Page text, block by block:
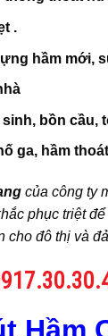
.
hầm mới,
bồn cầu,
ga, hầm
của công ty
phục triệt
cho đô thị và
Hầm